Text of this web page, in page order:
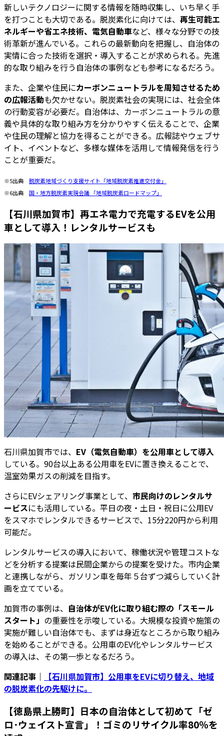
新しいテクノロジーに関する情報を随時収集し、いち早く手
を打つことも大切である。脱炭素化に向けては、 再生可能エ
ネルギーや省エネ技術、電気自動車など、様々な分野での技
術革新が進んでいる。これらの最新動向を把握し、自治体の
実情に合った技術を選択・導入することが求められる。先進
的な取り組みを行う自治体の事例なども参考になるだろう。
また、企業や住民にカーボンニュートラルを周知させるため
の広報活動も欠かせない。脱炭素社会の実現には、社会全体
の行動変容が必要だ。自治体は、カーボンニュートラルの意
義や具体的な取り組み方を分かりやすく伝えることで、企業
や住民の理解と協力を得ることができる。広報誌やウェブサ
イト、イベントなど、多様な媒体を活用して情報発信を行う
ことが重要だ。
※5出典 脱炭素地域づくり支援サイト「地域脱炭素推進交付金」
※6出典 国・地方脱炭素実現会議 「地域脱炭素ロードマップ」
【石川県加賀市】再エネ電力で充電するEVを公用
車として導入！レンタルサービスも
石川県加賀市では、 EV（電気自動車）を公用車として導入
している。90台以上ある公用車をEVに置き換えることで、
温室効果ガスの削減を目指す。
さらにEVシェアリング事業として、 市民向けのレンタルサ
ービスにも活用している。平日の夜・土日・祝日に公用EV
をスマホでレンタルできるサービスで、15分220円から利用
可能だ。
レンタルサービスの導入において、稼働状況や管理コストな
どを分析する提案は民間企業からの提案を受けた。市内企業
と連携しながら、ガソリン車を毎年５台ずつ減らしていく計
画を立てている。
加賀市の事例は、 自治体がEV化に取り組む際の「スモール
スタート」 の重要性を示唆している。大規模な投資や施策の
実施が難しい自治体でも、まずは身近なところから取り組み
を始めることができる。公用車のEV化やレンタルサービス
の導入は、その第一歩となるだろう。
関連記事｜
【石川県加賀市】公用車をEVに切り替え、地域
の脱炭素化の先駆けに。
【徳島県上勝町】日本の自治体として初めて「ゼ
ロ･ウェイスト宣言」！ゴミのリサイクル率80％を